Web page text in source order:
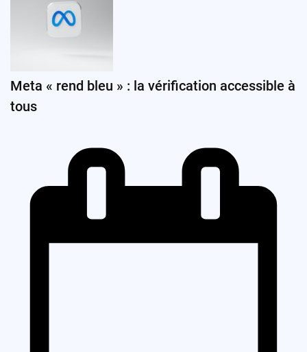
Meta « rend bleu » : la vérification accessible à
tous